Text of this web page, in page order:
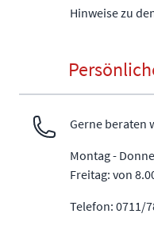
Hinweise zu
Gerne beraten
Montag -
Freitag: von
Telefon: 0711/